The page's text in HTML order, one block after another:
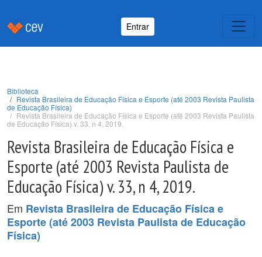
Entrar
Biblioteca
Revista Brasileira de Educação Física e Esporte (até 2003 Revista Paulista
de Educação Física)
Revista Brasileira de Educação Física e Esporte (até 2003 Revista Paulista
de Educação Física) v. 33, n 4, 2019.
Revista Brasileira de Educação Física e
Esporte (até 2003 Revista Paulista de
Educação Física) v. 33, n 4, 2019.
Em Revista Brasileira de Educação Física e
Esporte (até 2003 Revista Paulista de Educação
Física)